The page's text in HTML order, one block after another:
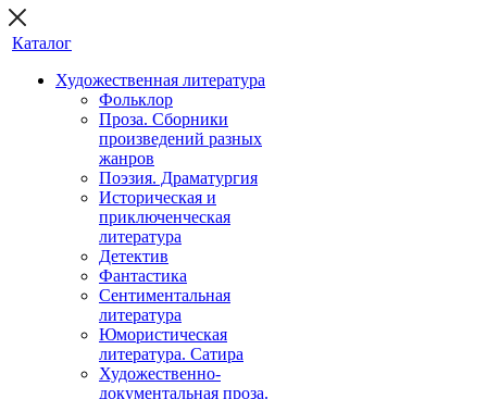
Каталог
Художественная литература
Фольклор
Проза. Сборники
произведений разных
жанров
Поэзия. Драматургия
Историческая и
приключенческая
литература
Детектив
Фантастика
Сентиментальная
литература
Юмористическая
литература. Сатира
Художественно-
документальная проза.